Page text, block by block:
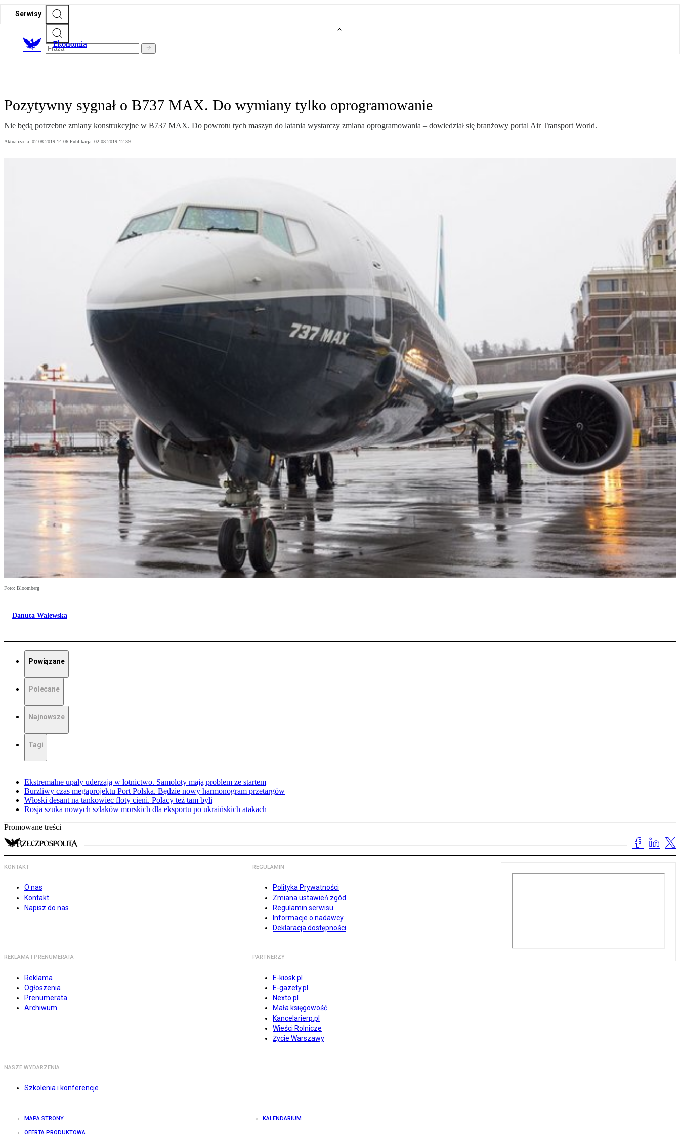
Serwisy
Ekonomia
Pozytywny sygnał o B737 MAX. Do wymiany tylko oprogramowanie
Nie będą potrzebne zmiany konstrukcyjne w B737 MAX. Do powrotu tych maszyn do latania wystarczy zmiana oprogramowania – dowiedział się branżowy portal Air Transport World.
Aktualizacja: 02.08.2019 14:06 Publikacja: 02.08.2019 12:39
Foto: Bloomberg
Danuta Walewska
Powiązane
Polecane
Najnowsze
Tagi
Ekstremalne upały uderzają w lotnictwo. Samoloty mają problem ze startem
Burzliwy czas megaprojektu Port Polska. Będzie nowy harmonogram przetargów
Włoski desant na tankowiec floty cieni. Polacy też tam byli
Rosja szuka nowych szlaków morskich dla eksportu po ukraińskich atakach
Promowane treści
KONTAKT
O nas
Kontakt
Napisz do nas
REGULAMIN
Polityka Prywatności
Zmiana ustawień zgód
Regulamin serwisu
Informacje o nadawcy
Deklaracja dostępności
REKLAMA I PRENUMERATA
Reklama
Ogłoszenia
Prenumerata
Archiwum
PARTNERZY
E-kiosk.pl
E-gazety.pl
Nexto.pl
Mała księgowość
Kancelarierp.pl
Wieści Rolnicze
Życie Warszawy
NASZE WYDARZENIA
Szkolenia i konferencje
MAPA STRONY KALENDARIUM